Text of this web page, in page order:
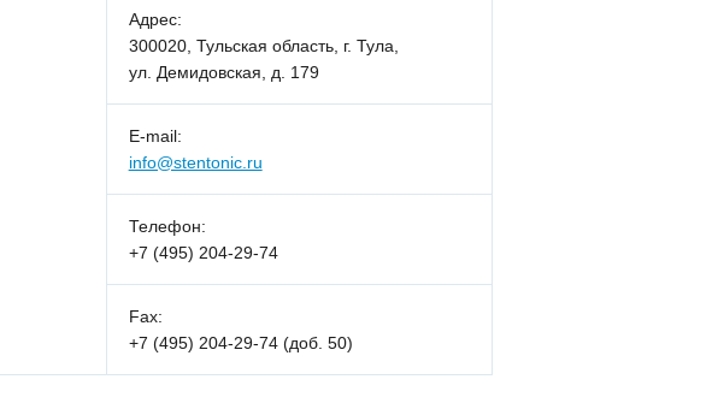
Адрес:
300020, Тульская область, г. Тула,
ул. Демидовская, д. 179
E-mail:
info@stentonic.ru
Телефон:
+7 (495) 204-29-74
Fax:
+7 (495) 204-29-74 (доб. 50)